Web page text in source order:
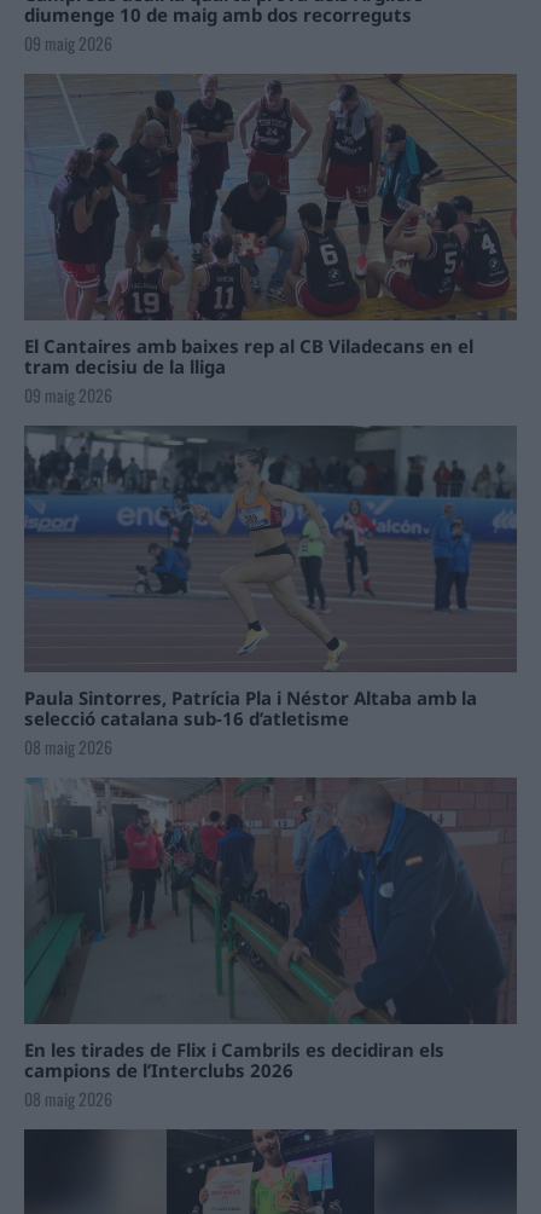
diumenge 10 de maig amb dos recorreguts
09 maig 2026
El Cantaires amb baixes rep al CB Viladecans en el
tram decisiu de la lliga
09 maig 2026
Paula Sintorres, Patrícia Pla i Néstor Altaba amb la
selecció catalana sub-16 d’atletisme
08 maig 2026
En les tirades de Flix i Cambrils es decidiran els
campions de l’Interclubs 2026
08 maig 2026